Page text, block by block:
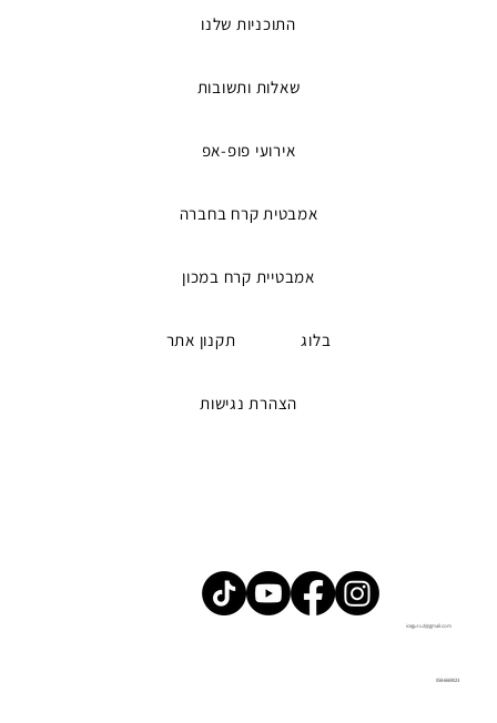
התוכניות שלנו
שאלות ותשובות
אירועי פופ-אפ
אמבטית קרח בחברה
אמבטיית קרח במכון
בלוג תקנון אתר
הצהרת נגישות
iceguru2@gmail.com
058-6669023